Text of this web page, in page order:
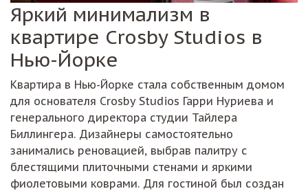
Яркий минимализм в
квартире Crosby Studios в
Нью-Йорке
Квартира в Нью-Йорке стала собственным домом
для основателя Crosby Studios Гарри Нуриева и
генерального директора студии Тайлера
Биллингера. Дизайнеры самостоятельно
занимались реновацией, выбрав палитру с
блестящими плиточными стенами и яркими
фиолетовыми коврами. Для гостиной был создан